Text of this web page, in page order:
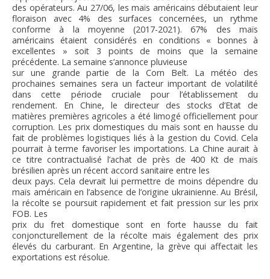
des opérateurs. Au 27/06, les maïs américains débutaient leur
floraison avec 4% des surfaces concernées, un rythme
conforme à la moyenne (2017-2021). 67% des maïs
américains étaient considérés en conditions « bonnes à
excellentes » soit 3 points de moins que la semaine
précédente. La semaine s’annonce pluvieuse
sur une grande partie de la Corn Belt. La météo des
prochaines semaines sera un facteur important de volatilité
dans cette période cruciale pour l’établissement du
rendement. En Chine, le directeur des stocks d’Etat de
matières premières agricoles a été limogé officiellement pour
corruption. Les prix domestiques du maïs sont en hausse du
fait de problèmes logistiques liés à la gestion du Covid. Cela
pourrait à terme favoriser les importations. La Chine aurait à
ce titre contractualisé l’achat de près de 400 Kt de maïs
brésilien après un récent accord sanitaire entre les
deux pays. Cela devrait lui permettre de moins dépendre du
maïs américain en l’absence de l’origine ukrainienne. Au Brésil,
la récolte se poursuit rapidement et fait pression sur les prix
FOB. Les
prix du fret domestique sont en forte hausse du fait
conjoncturellement de la récolte mais également des prix
élevés du carburant. En Argentine, la grève qui affectait les
exportations est résolue.